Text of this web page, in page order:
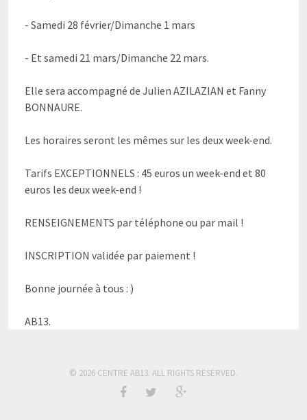
- Samedi 28 février/Dimanche 1 mars
- Et samedi 21 mars/Dimanche 22 mars.
Elle sera accompagné de Julien AZILAZIAN et Fanny
BONNAURE.
Les horaires seront les mêmes sur les deux week-end.
Tarifs EXCEPTIONNELS : 45 euros un week-end et 80
euros les deux week-end !
RENSEIGNEMENTS par téléphone ou par mail !
INSCRIPTION validée par paiement !
Bonne journée à tous : )
AB13.
© 2026 CENTRE AB13. ALL RIGHTS RESERVED.